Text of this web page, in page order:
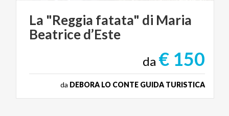
La "Reggia fatata" di Maria
Beatriced’Este
da € 150
da DEBORA LO CONTE GUIDA TURISTICA